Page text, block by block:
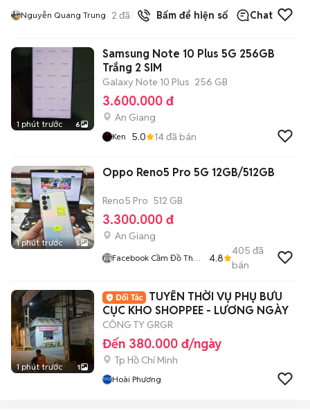
Nguyễn Quang Trung 2 đã bán Bấm để hiện số Chat
1 phút trước 6
Samsung Note 10 Plus 5G 256GB
Trắng 2 SIM
Galaxy Note 10 Plus 256 GB
3.600.000 đ
An Giang
Ken 5.0 14đã bán
1 phút trước 5
Oppo Reno5 Pro 5G 12GB/512GB
Reno5 Pro 512 GB
3.300.000 đ
An Giang
Facebook Cầm Đồ Thúy
4.8
405 đã
bán
1 phút trước 1
TUYỂN THỜI VỤ PHỤ BƯU
CỤC KHO SHOPPEE - LƯƠNG NGÀY
CÔNG TY GRGR
Đến 380.000 đ/ngày
Tp Hồ Chí Minh
Hoài Phương